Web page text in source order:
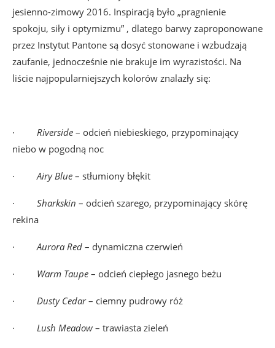
jesienno-zimowy 2016. Inspiracją było „pragnienie
spokoju, siły i optymizmu” , dlatego barwy zaproponowane
przez Instytut Pantone są dosyć stonowane i wzbudzają
zaufanie, jednocześnie nie brakuje im wyrazistości. Na
liście najpopularniejszych kolorów znalazły się:
· Riverside – odcień niebieskiego, przypominający
niebo w pogodną noc
· Airy Blue – stłumiony błękit
· Sharkskin – odcień szarego, przypominający skórę
rekina
· Aurora Red – dynamiczna czerwień
· Warm Taupe – odcień ciepłego jasnego beżu
· Dusty Cedar– ciemny pudrowy róż
· Lush Meadow – trawiasta zieleń